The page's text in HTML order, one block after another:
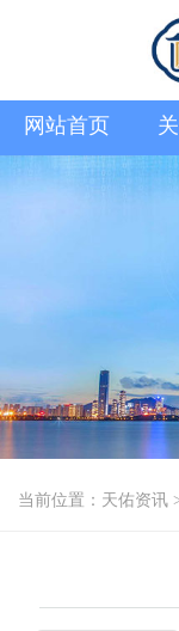
网站首页
当前位置： 天佑资讯